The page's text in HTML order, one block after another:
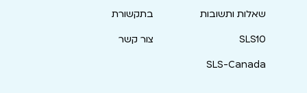
שאלות ותשובות
בתקשורת
SLS10
צור קשר
SLS-Canada